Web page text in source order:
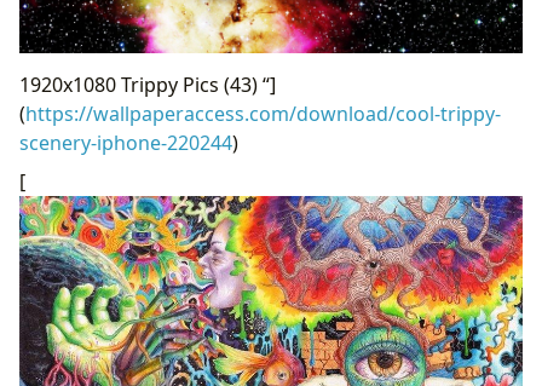
1920x1080 Trippy Pics (43) “]
(https://wallpaperaccess.com/download/cool-trippy-
scenery-iphone-220244)
[